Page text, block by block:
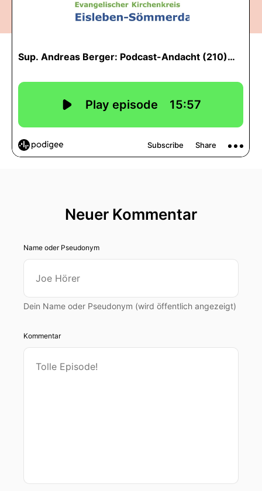
Neuer Kommentar
Name oder Pseudonym
Dein Name oder Pseudonym (wird öffentlich angezeigt)
Kommentar